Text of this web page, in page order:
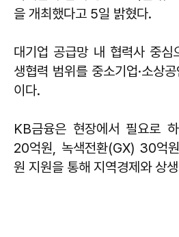
을 개최했다고 5일 밝혔다.
대기업 공급망 내 협력사 중심
생협력 범위를 중소기업·소상
이다.
KB금융은 현장에서 필요로
20억원, 녹색전환(GX) 30억
원 지원을 통해 지역경제와 상